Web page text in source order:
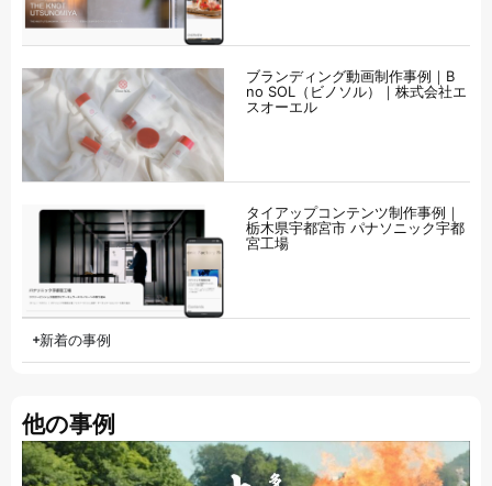
ブランディング動画制作事例｜B
no SOL（ビノソル）｜株式会社エ
スオーエル
タイアップコンテンツ制作事例｜
栃木県宇都宮市 パナソニック宇都
宮工場
新着の事例
他の事例